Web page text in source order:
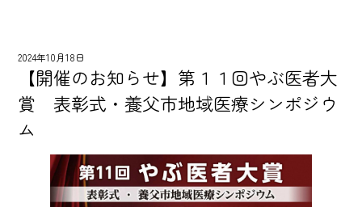
2024年10月18日
【開催のお知らせ】第１１回やぶ医者大
賞 表彰式・養父市地域医療シンポジウ
ム